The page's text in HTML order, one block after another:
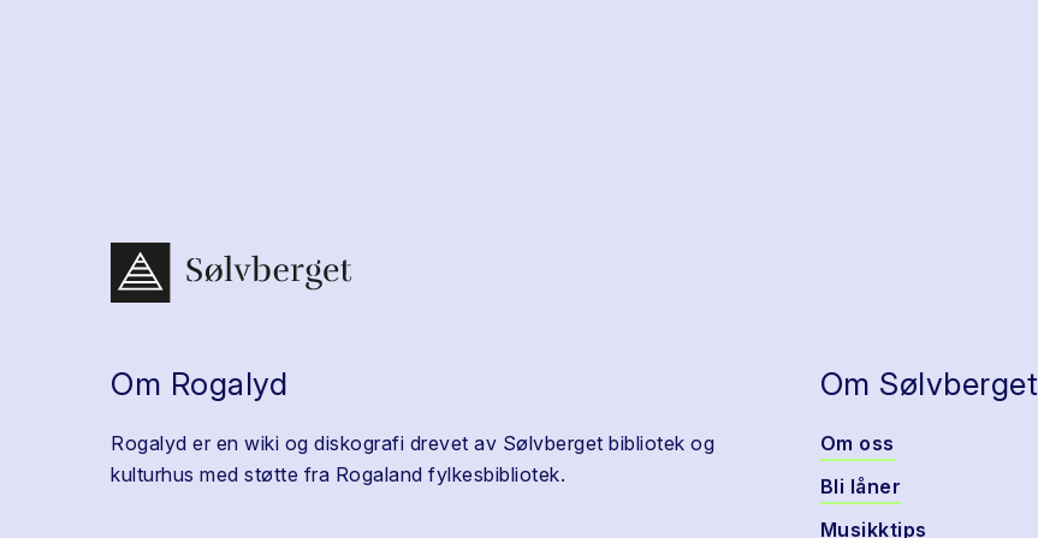
Om Rogalyd
Rogalyd er en wiki og diskografi drevet av Sølvberget bibliotek og
kulturhus med støtte fra Rogaland fylkesbibliotek.
Om Sølvberget
Om oss
Bli låner
Musikktips